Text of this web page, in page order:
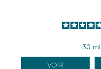
30 ml
VOIR